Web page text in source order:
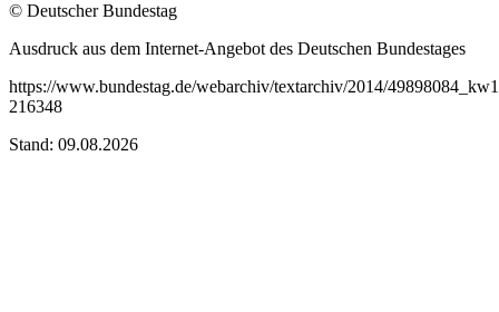
© Deutscher Bundestag
Ausdruck aus dem Internet-Angebot des Deutschen Bundestages
https://www.bundestag.de/webarchiv/textarchiv/2014/
216348
Stand: 09.08.2026